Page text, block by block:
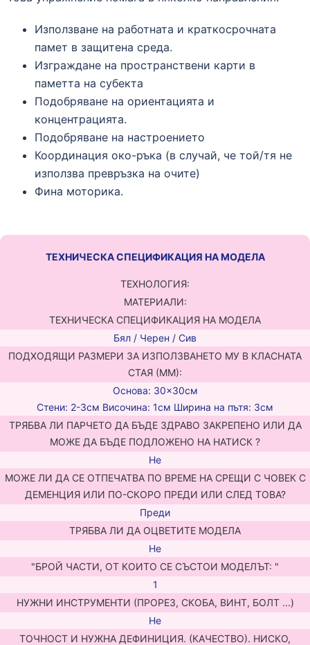
Използване на работната и краткосрочната
памет в защитена среда.
Изграждане на пространствени карти в
паметта на субекта
Подобряване на ориентацията и
концентрацията.
Подобряване на настроението
Координация око-ръка (в случай, че той/тя не
използва превръзка на очите)
Фина моторика.
ТЕХНИЧЕСКА СПЕЦИФИКАЦИЯ НА МОДЕЛА
TЕХНОЛОГИЯ:
МАТЕРИАЛИ:
ТЕХНИЧЕСКА СПЕЦИФИКАЦИЯ НА МОДЕЛА
Бял / Черен / Сив
ПОДХОДЯЩИ РАЗМЕРИ ЗА ИЗПОЛЗВАНЕТО МУ В КЛАСНАТА
СТАЯ (ММ):
Основа: 30×30см
Стени: 2-3см Височина: 1см Ширина на пътя: 3см
ТРЯБВА ЛИ ПАРЧЕТО ДА БЪДЕ ЗДРАВО ЗАКРЕПЕНО ИЛИ ДА
МОЖЕ ДА БЪДЕ ПОДЛОЖЕНО НА НАТИСК ?
Не
МОЖЕ ЛИ ДА СЕ ОТПЕЧАТВА ПО ВРЕМЕ НА СРЕЩИ С ЧОВЕК С
ДЕМЕНЦИЯ ИЛИ ПО-СКОРО ПРЕДИ ИЛИ СЛЕД ТОВА?
Преди
ТРЯБВА ЛИ ДА ОЦВЕТИТЕ МОДЕЛА
Не
"БРОЙ ЧАСТИ, ОТ КОИТО СЕ СЪСТОИ МОДЕЛЪТ: "
1
НУЖНИ ИНСТРУМЕНТИ (ПРОРЕЗ, СКОБА, ВИНТ, БОЛТ ...)
Не
ТОЧНОСТ И НУЖНА ДЕФИНИЦИЯ. (КАЧЕСТВО). НИСКО,